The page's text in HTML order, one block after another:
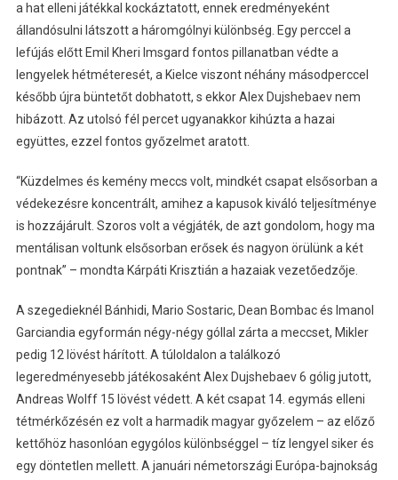
a hat elleni játékkal kockáztatott, ennek eredményeként
állandósulni látszott a háromgólnyi különbség. Egy perccel a
lefújás előtt Emil Kheri Imsgard fontos pillanatban védte a
lengyelek hétméteresét, a Kielce viszont néhány másodperccel
később újra büntetőt dobhatott, s ekkor Alex Dujshebaev nem
hibázott. Az utolsó fél percet ugyanakkor kihúzta a hazai
együttes, ezzel fontos győzelmet aratott.
“Küzdelmes és kemény meccs volt, mindkét csapat elsősorban a
védekezésre koncentrált, amihez a kapusok kiváló teljesítménye
is hozzájárult. Szoros volt a végjáték, de azt gondolom, hogy ma
mentálisan voltunk elsősorban erősek és nagyon örülünk a két
pontnak” – mondta Kárpáti Krisztián a hazaiak vezetőedzője.
A szegedieknél Bánhidi, Mario Sostaric, Dean Bombac és Imanol
Garciandia egyformán négy-négy góllal zárta a meccset, Mikler
pedig 12 lövést hárított. A túloldalon a találkozó
legeredményesebb játékosaként Alex Dujshebaev 6 gólig jutott,
Andreas Wolff 15 lövést védett. A két csapat 14. egymás elleni
tétmérkőzésén ez volt a harmadik magyar győzelem – az előző
kettőhöz hasonlóan egygólos különbséggel – tíz lengyel siker és
egy döntetlen mellett. A januári németországi Európa-bajnokság